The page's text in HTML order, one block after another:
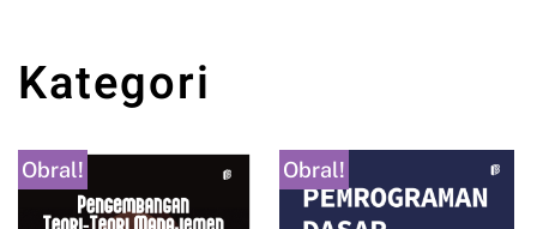
Kategori
Obral! Obral!